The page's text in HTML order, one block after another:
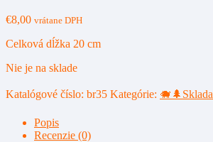
€8,00 vrátane DPH
Celková dĺžka 20 cm
Nie je na sklade
Katalógové číslo: br35 Kategórie:
Popis
Recenzie (0)